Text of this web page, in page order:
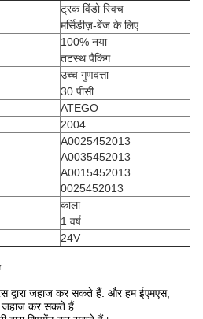
ट्रक विंडो स्विच
मर्सिडीज़-बेंज के लिए
100% नया
तटस्थ पैकिंग
उच्च गुणवत्ता
30 पीसी
ATEGO
2004
A0025452013
A0035452013
A0015452013
0025452013
काला
1 वर्ष
24V
द्वारा जहाज कर सकते हैं. और हम ईएमएस,
जहाज कर सकते हैं.